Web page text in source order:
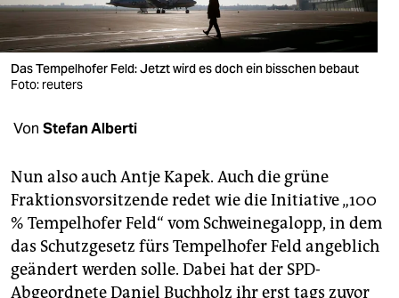
verlag
verlag
veranstaltungen
shop
unterstützen
abo
genossenschaft
Das Tempelhofer Feld: Jetzt wird es doch ein bisschen bebaut
Foto: reuters
Von Stefan Alberti
Nun also auch Antje Kapek. Auch die grüne
Fraktionsvorsitzende redet wie die Initiative „100
% Tempelhofer Feld“ vom Schweinegalopp, in dem
das Schutzgesetz fürs Tempelhofer Feld angeblich
geändert werden solle. Dabei hat der SPD-
Abgeordnete Daniel Buchholz ihr erst tags zuvor